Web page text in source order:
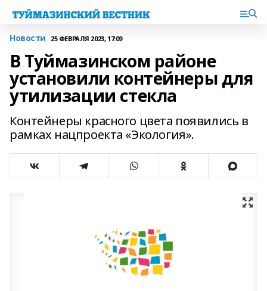
Новости 25 ФЕВРАЛЯ 2023, 17:09
В Туймазинском районе
установили контейнеры для
утилизации стекла
Контейнеры красного цвета появились в
рамках нацпроекта «Экология».